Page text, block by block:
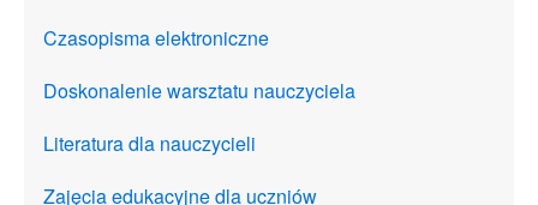
Czasopisma elektroniczne
Doskonalenie warsztatu nauczyciela
Literatura dla nauczycieli
Zajęcia edukacyjne dla uczniów